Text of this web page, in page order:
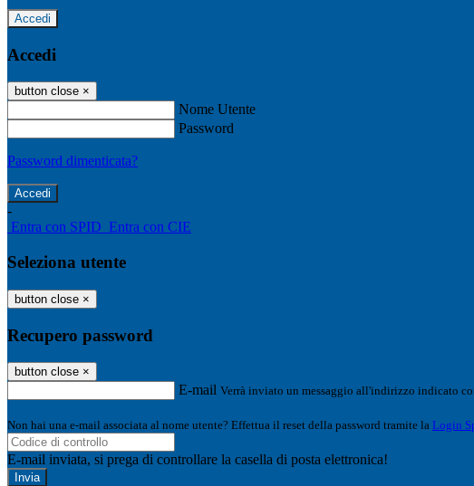
Accedi
Accedi
button close ×
Nome Utente
Password
Password dimenticata?
-
Entra con SPID Entra con CIE
Seleziona utente
button close ×
Recupero password
button close ×
E-mail Verrà inviato un messaggio all'indirizzo indicato
Non hai una e-mail associata al nome utente? Effettua il reset della password tramite la Login
E-mail inviata, si prega di controllare la casella di posta elettronica!